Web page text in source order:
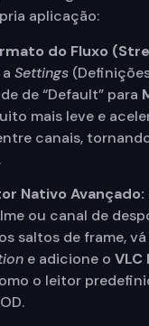
aplicação:
do Fluxo
Settings
de “Default” para
mais leve e
canais,
Nativo Avançado:
ou canal de
saltos de frame, vá
e adicione o VLC
o leitor